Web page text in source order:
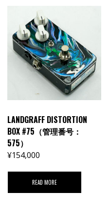
LANDGRAFF DISTORTION
BOX #75（管理番号：
575）
¥154,000
READ MORE